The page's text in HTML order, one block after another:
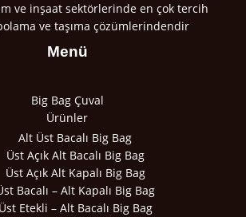
ve inşaat sektörlerinde en çok tercih
ve taşıma çözümlerindendir
Menü
Big Bag Çuval
Ürünler
Alt Üst Bacalı Big Bag
Üst Açık Alt Bacalı Big Bag
Üst Açık Alt Kapalı Big Bag
Bacalı – Alt Kapalı Big Bag
Üst Etekli – Alt Bacalı Big Bag